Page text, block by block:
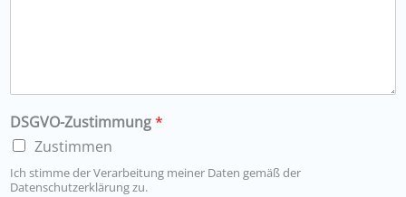
DSGVO-Zustimmung*
Zustimmen
Ich stimme der Verarbeitung meiner Daten gemäß der
Datenschutzerklärung zu.